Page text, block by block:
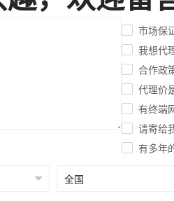
市场保
我想代
合作政
代理价
有终端
请寄给
有多年